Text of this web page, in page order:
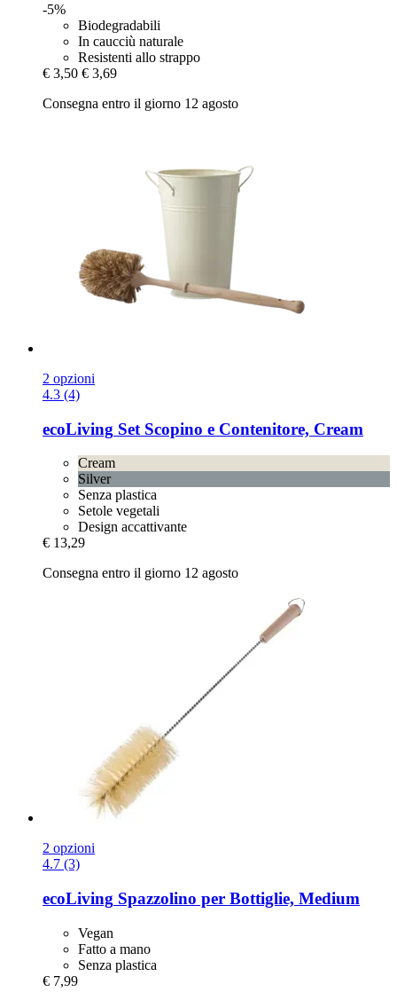
-5%
Biodegradabili
In caucciù naturale
Resistenti allo strappo
€ 3,50 € 3,69
Consegna entro il giorno 12 agosto
2 opzioni
4.3 (4)
ecoLiving Set Scopino e Contenitore, Cream
Cream
Silver
Senza plastica
Setole vegetali
Design accattivante
€ 13,29
Consegna entro il giorno 12 agosto
2 opzioni
4.7 (3)
ecoLiving Spazzolino per Bottiglie, Medium
Vegan
Fatto a mano
Senza plastica
€ 7,99